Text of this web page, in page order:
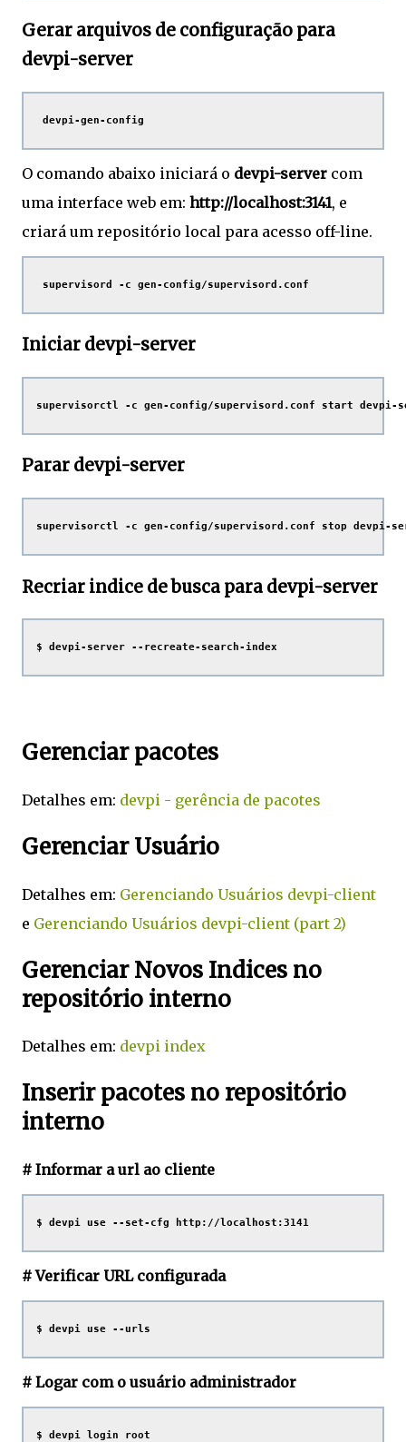
Gerar arquivos de configuração para
devpi-server
devpi-gen-config
O comando abaixo iniciará o devpi-server com
uma interface web em: http://localhost:3141, e
criará um repositório local para acesso off-line.
supervisord -c gen-config/supervisord.conf
Iniciar devpi-server
supervisorctl -c gen-config/supervisord.conf start devpi-
Parar devpi-server
supervisorctl -c gen-config/supervisord.conf stop devpi-
Recriar indice de busca para devpi-server
$ devpi-server --recreate-search-index
Gerenciar pacotes
Detalhes em: devpi - gerência de pacotes
Gerenciar Usuário
Detalhes em: Gerenciando Usuários devpi-client
e Gerenciando Usuários devpi-client (part 2)
Gerenciar Novos Indices no
repositório interno
Detalhes em: devpi index
Inserir pacotes no repositório
interno
# Informar a url ao cliente
# Verificar URL configurada
# Logar com o usuário administrador
$ devpi login root